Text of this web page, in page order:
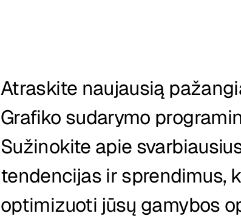
Atraskite naujausią
Grafiko sudarymo
Sužinokite apie
tendencijas ir sprendimus,
optimizuoti jūsų gamybos